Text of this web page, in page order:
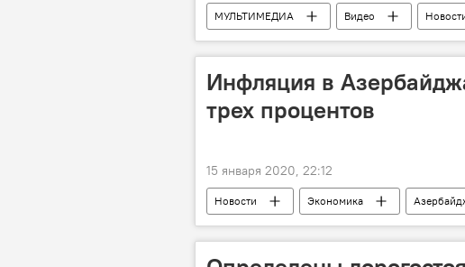
МУЛЬТИМЕДИА Видео
Инфляция в
трех процентов
15 января 2020, 22:12
Новости Экономика